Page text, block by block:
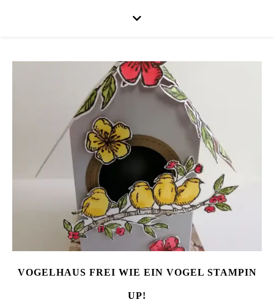
VOGELHAUS FREI WIE EIN VOGEL STAMPIN
UP!